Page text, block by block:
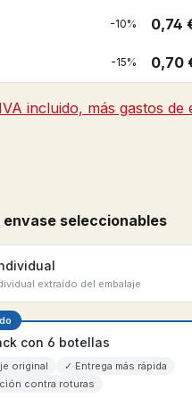
-10% 0,74
-15% 0,70
incluido, más gastos de
de 5 de 5 estrellas
envase seleccionables
extraído del embalaje
con 6 botellas
original
✓ Entrega más rápida
contra roturas